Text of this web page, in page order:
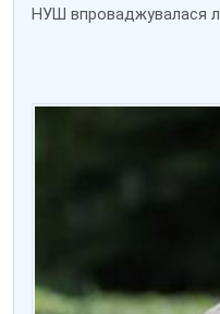
НУШ впроваджувалася